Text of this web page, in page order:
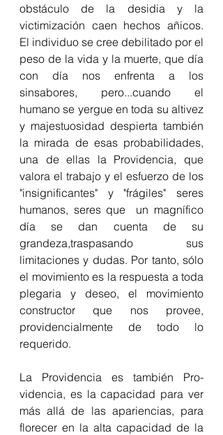
obstáculo de la desidia y la
victimización caen hechos añicos.
El individuo se cree debilitado por el
peso de la vida y la muerte, que día
con día nos enfrenta a los
sinsabores, pero...cuando el
humano se yergue en toda su altivez
y majestuosidad despierta también
la mirada de esas probabilidades,
una de ellas la Providencia, que
valora el trabajo y el esfuerzo de los
"insignificantes" y "frágiles" seres
humanos, seres que  un magnífico
día se dan cuenta de su
grandeza,traspasando sus
limitaciones y dudas. Por tanto, sólo
el movimiento es la respuesta a toda
plegaria y deseo, el movimiento
constructor que nos provee,
providencialmente de todo lo
requerido.
La Providencia es también Pro-
videncia, es la capacidad para ver
más allá de las apariencias, para
florecer en la alta capacidad de la